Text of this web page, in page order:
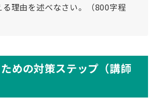
る理由を述べなさい。（800字程
めの対策ステップ（講師